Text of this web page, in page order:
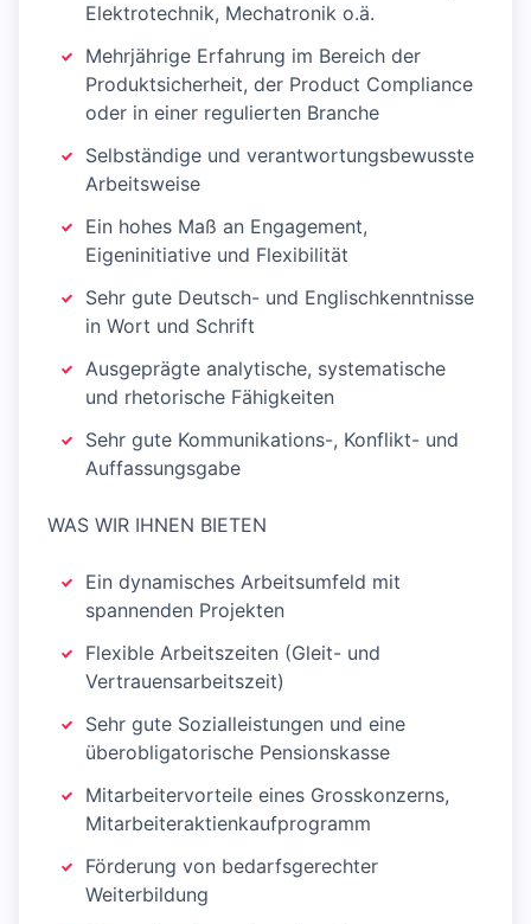
Elektrotechnik, Mechatronik o.ä.
Mehrjährige Erfahrung im Bereich der
Produktsicherheit, der Product Compliance
oder in einer regulierten Branche
Selbständige und verantwortungsbewusste
Arbeitsweise
Ein hohes Maß an Engagement,
Eigeninitiative und Flexibilität
Sehr gute Deutsch- und Englischkenntnisse
in Wort und Schrift
Ausgeprägte analytische, systematische
und rhetorische Fähigkeiten
Sehr gute Kommunikations-, Konflikt- und
Auffassungsgabe
WAS WIR IHNEN BIETEN
Ein dynamisches Arbeitsumfeld mit
spannenden Projekten
Flexible Arbeitszeiten (Gleit- und
Vertrauensarbeitszeit)
Sehr gute Sozialleistungen und eine
überobligatorische Pensionskasse
Mitarbeitervorteile eines Grosskonzerns,
Mitarbeiteraktienkaufprogramm
Förderung von bedarfsgerechter
Weiterbildung